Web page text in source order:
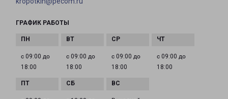
ГРАФИК РАБОТЫ
с 09:00 до
18:00
с 09:00 до
18:00
с 09:00 до
18:00
с 09:00 до
18:00